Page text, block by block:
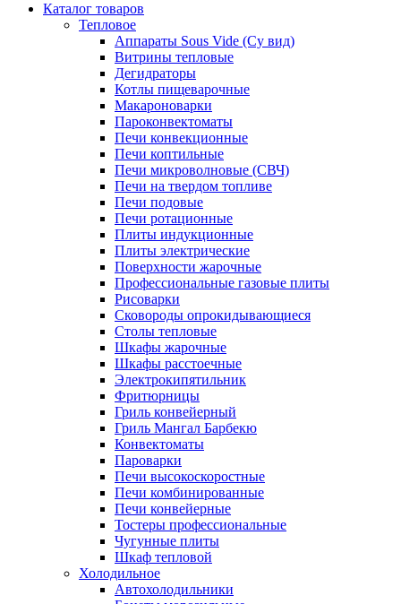
Каталог товаров
Тепловое
Аппараты Sous Vide (Су вид)
Витрины тепловые
Дегидраторы
Котлы пищеварочные
Макароноварки
Пароконвектоматы
Печи конвекционные
Печи коптильные
Печи микроволновые (СВЧ)
Печи на твердом топливе
Печи подовые
Печи ротационные
Плиты индукционные
Плиты электрические
Поверхности жарочные
Профессиональные газовые плиты
Рисоварки
Сковороды опрокидывающиеся
Столы тепловые
Шкафы жарочные
Шкафы расстоечные
Электрокипятильник
Фритюрницы
Гриль конвейерный
Гриль Мангал Барбекю
Конвектоматы
Пароварки
Печи высокоскоростные
Печи комбинированные
Печи конвейерные
Тостеры профессиональные
Чугунные плиты
Шкаф тепловой
Холодильное
Автохолодильники